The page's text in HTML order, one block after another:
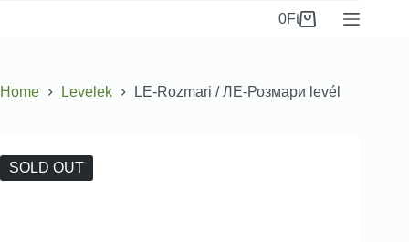
0Ft
Home Levelek LE-Rozmari / ЛЕ-Розмари levél
SOLD OUT